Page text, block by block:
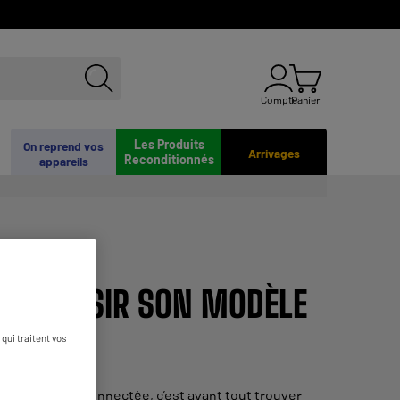
ComptePanier
Arrivages
Les Produits
Reconditionnés
On reprend vos
appareils
CHOISIR SON MODÈLE
ou connectée, c’est avant tout trouver
qui traitent vos